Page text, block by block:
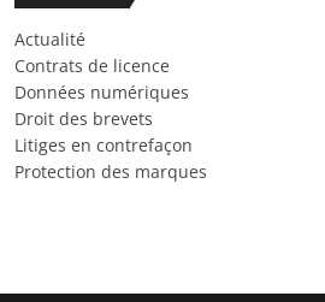
Actualité
Contrats de licence
Données numériques
Droit des brevets
Litiges en contrefaçon
Protection des marques